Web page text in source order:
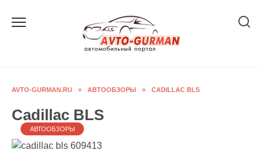
AVTO-GURMAN.RU » АВТООБЗОРЫ » CADILLAC BLS
Cadillac BLS
АВТООБЗОРЫ